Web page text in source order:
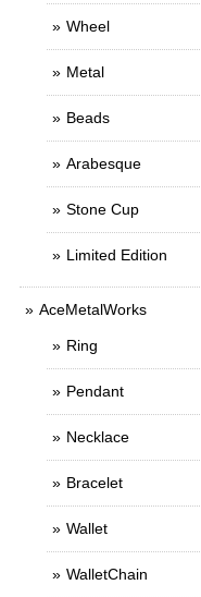
Wheel
Metal
Beads
Arabesque
Stone Cup
Limited Edition
AceMetalWorks
Ring
Pendant
Necklace
Bracelet
Wallet
WalletChain